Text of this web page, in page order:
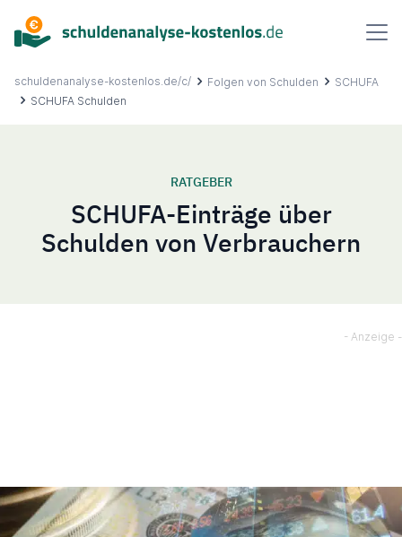
springen
Ablauf
schuldenanalyse-kostenlos.de/c/ Folgen von Schulden
SCHUFA
SCHUFA Schulden
RATGEBER
SCHUFA-Einträge über
Schulden von Verbrauchern